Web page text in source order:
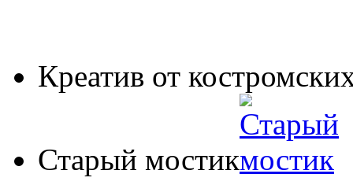
Креатив от
Старый мостик